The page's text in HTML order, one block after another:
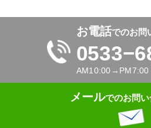
お電話でのお問
AM10:00→PM7:00
メールでのお問